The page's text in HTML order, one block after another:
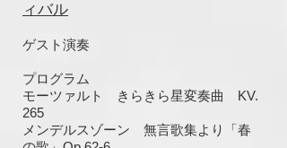
ィバル
ゲスト演奏
プログラム
モーツァルト きらきら星変奏曲 KV.
265
メンデルスゾーン 無言歌集より「春